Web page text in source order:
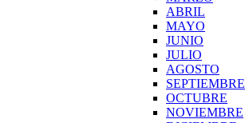
ABRIL
MAYO
JUNIO
JULIO
AGOSTO
SEPTIEMBRE
OCTUBRE
NOVIEMBRE